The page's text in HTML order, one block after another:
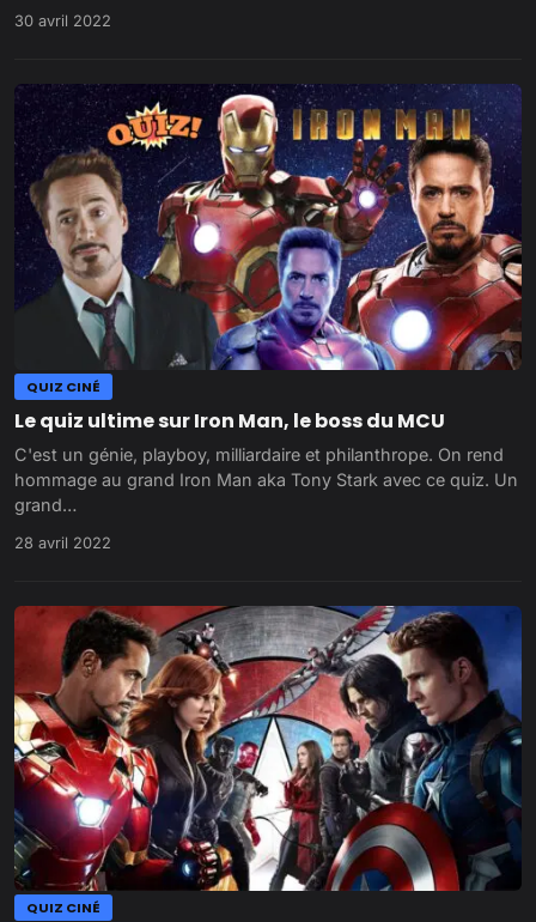
30 avril 2022
QUIZ CINÉ
Le quiz ultime sur Iron Man, le boss du MCU
C'est un génie, playboy, milliardaire et philanthrope. On rend
hommage au grand Iron Man aka Tony Stark avec ce quiz. Un
grand…
28 avril 2022
QUIZ CINÉ